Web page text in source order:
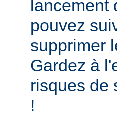
pouvez
supprimer
Gardez à
risques de
!